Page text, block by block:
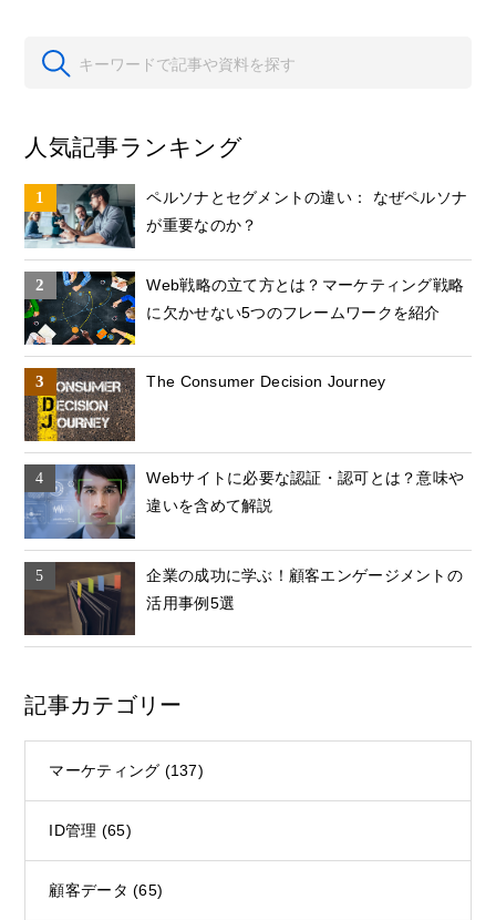
人気記事ランキング
ペルソナとセグメントの違い： なぜペルソナ
が重要なのか？
Web戦略の立て方とは？マーケティング戦略
に欠かせない5つのフレームワークを紹介
The Consumer Decision Journey
Webサイトに必要な認証・認可とは？意味や
違いを含めて解説
企業の成功に学ぶ！顧客エンゲージメントの
活用事例5選
記事カテゴリー
マーケティング (137)
ID管理 (65)
顧客データ(65)